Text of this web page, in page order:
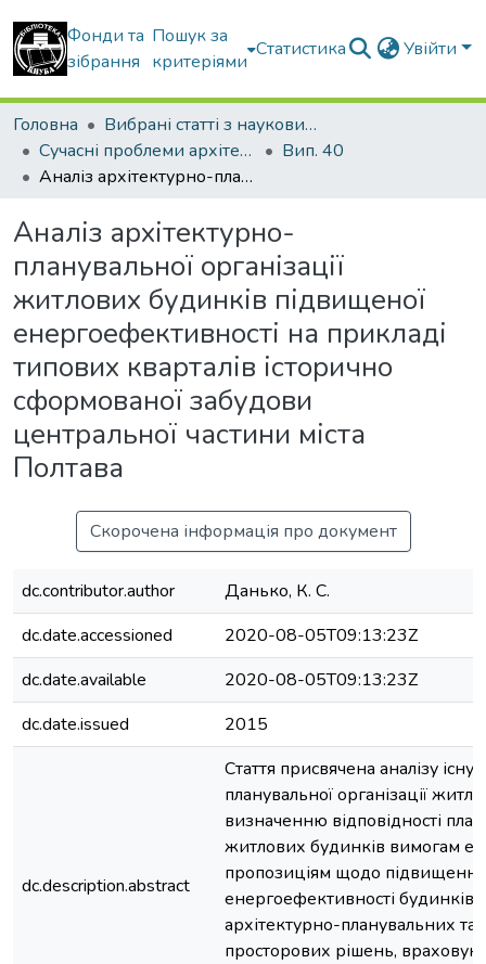
Фонди та
зібрання
Пошук за
критеріями
Статистика Увійти
Головна
Вибрані статті з наукових збірників КНУБА
Сучасні проблеми архітектури та містобудування
Вип. 40
Аналіз архітектурно-планувальної організації житлових будинків підвищеної енергоефективності на прикладі типових кварталів історично сформованої забудови центральної частини міста Полтава
Аналіз архітектурно-
планувальної організації
житлових будинків підвищеної
енергоефективності на прикладі
типових кварталів історично
сформованої забудови
центральної частини міста
Полтава
Скорочена інформація про документ
dc.contributor.author
Данько, К. С.
dc.date.accessioned
2020-08-05T09:13:23Z
dc.date.available
2020-08-05T09:13:23Z
dc.date.issued
2015
dc.description.abstract
Стаття присвячена аналізу
планувальної організації
визначенню відповідності
житлових будинків вимогам
пропозиціям щодо
енергоефективності будинків,
архітектурно-планувальних
просторових рішень,